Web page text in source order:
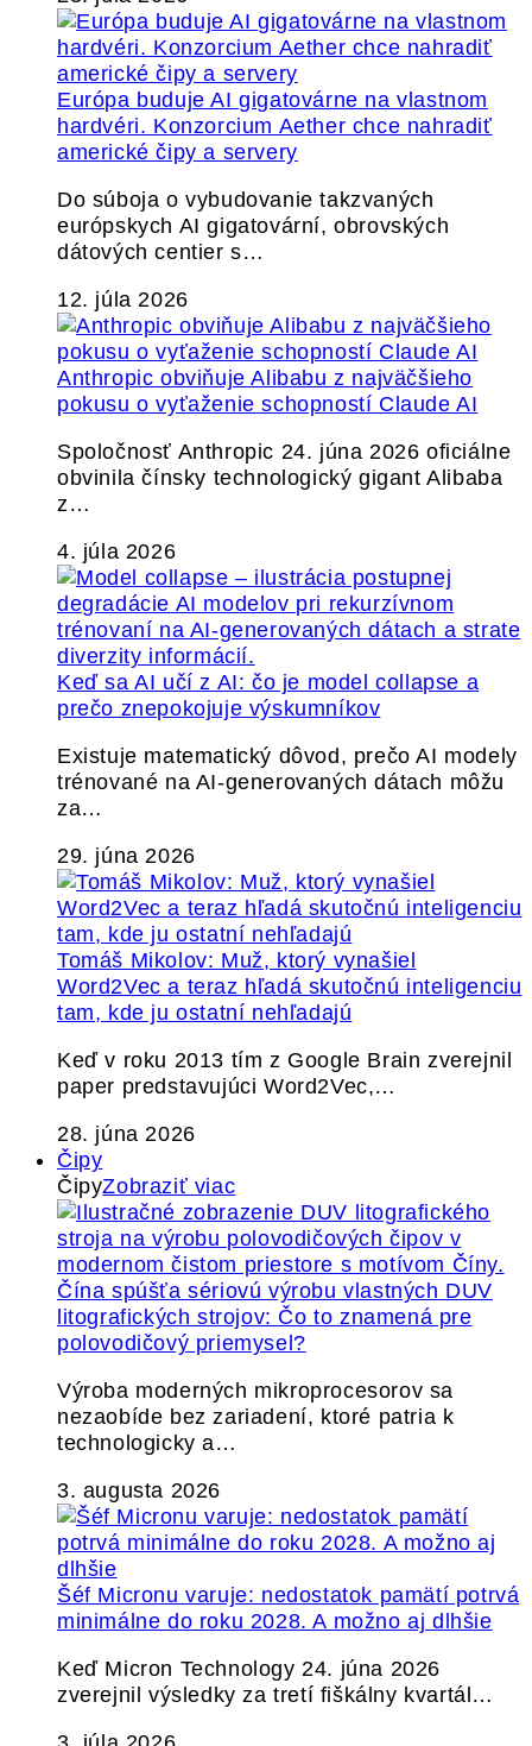
Európa buduje AI gigatovárne na vlastnom
hardvéri. Konzorcium Aether chce nahradiť
americké čipy a servery
Do súboja o vybudovanie takzvaných
európskych AI gigatovární, obrovských
dátových centier s…
12. júla 2026
Anthropic obviňuje Alibabu z najväčšieho
pokusu o vyťaženie schopností Claude AI
Spoločnosť Anthropic 24. júna 2026 oficiálne
obvinila čínsky technologický gigant Alibaba
z…
4. júla 2026
Keď sa AI učí z AI: čo je model collapse a
prečo znepokojuje výskumníkov
Existuje matematický dôvod, prečo AI modely
trénované na AI-generovaných dátach môžu
za…
29. júna 2026
Tomáš Mikolov: Muž, ktorý vynašiel
Word2Vec a teraz hľadá skutočnú inteligenciu
tam, kde ju ostatní nehľadajú
Keď v roku 2013 tím z Google Brain zverejnil
paper predstavujúci Word2Vec,…
28. júna 2026
Čipy
ČipyZobraziť viac
Čína spúšťa sériovú výrobu vlastných DUV
litografických strojov: Čo to znamená pre
polovodičový priemysel?
Výroba moderných mikroprocesorov sa
nezaobíde bez zariadení, ktoré patria k
technologicky a…
3. augusta 2026
Šéf Micronu varuje: nedostatok pamätí potrvá
minimálne do roku 2028. A možno aj dlhšie
Keď Micron Technology 24. júna 2026
zverejnil výsledky za tretí fiškálny kvartál…